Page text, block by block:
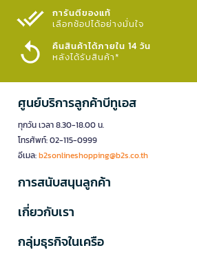
การันตีของแท้
เลือกช้อปได้อย่างมั่นใจ​
คืนสินค้าได้ภายใน 14 วัน
หลังได้รับสินค้า*
ศูนย์บริการลูกค้าบีทูเอส
ทุกวัน เวลา 8.30-18.00 น.
โทรศัพท์: 02-115-0999
อีเมล:b2sonlineshopping@b2s.co.th
การสนับสนุนลูกค้า
เกี่ยวกับเรา
กลุ่มธุรกิจในเครือ